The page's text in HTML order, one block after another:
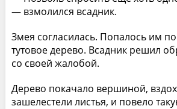
— взмолился всадник.
Змея согласилась. Попалось им
тутовое дерево. Всадник решил
со своей жалобой.
Дерево покачало вершиной,
зашелестели листья, и повело